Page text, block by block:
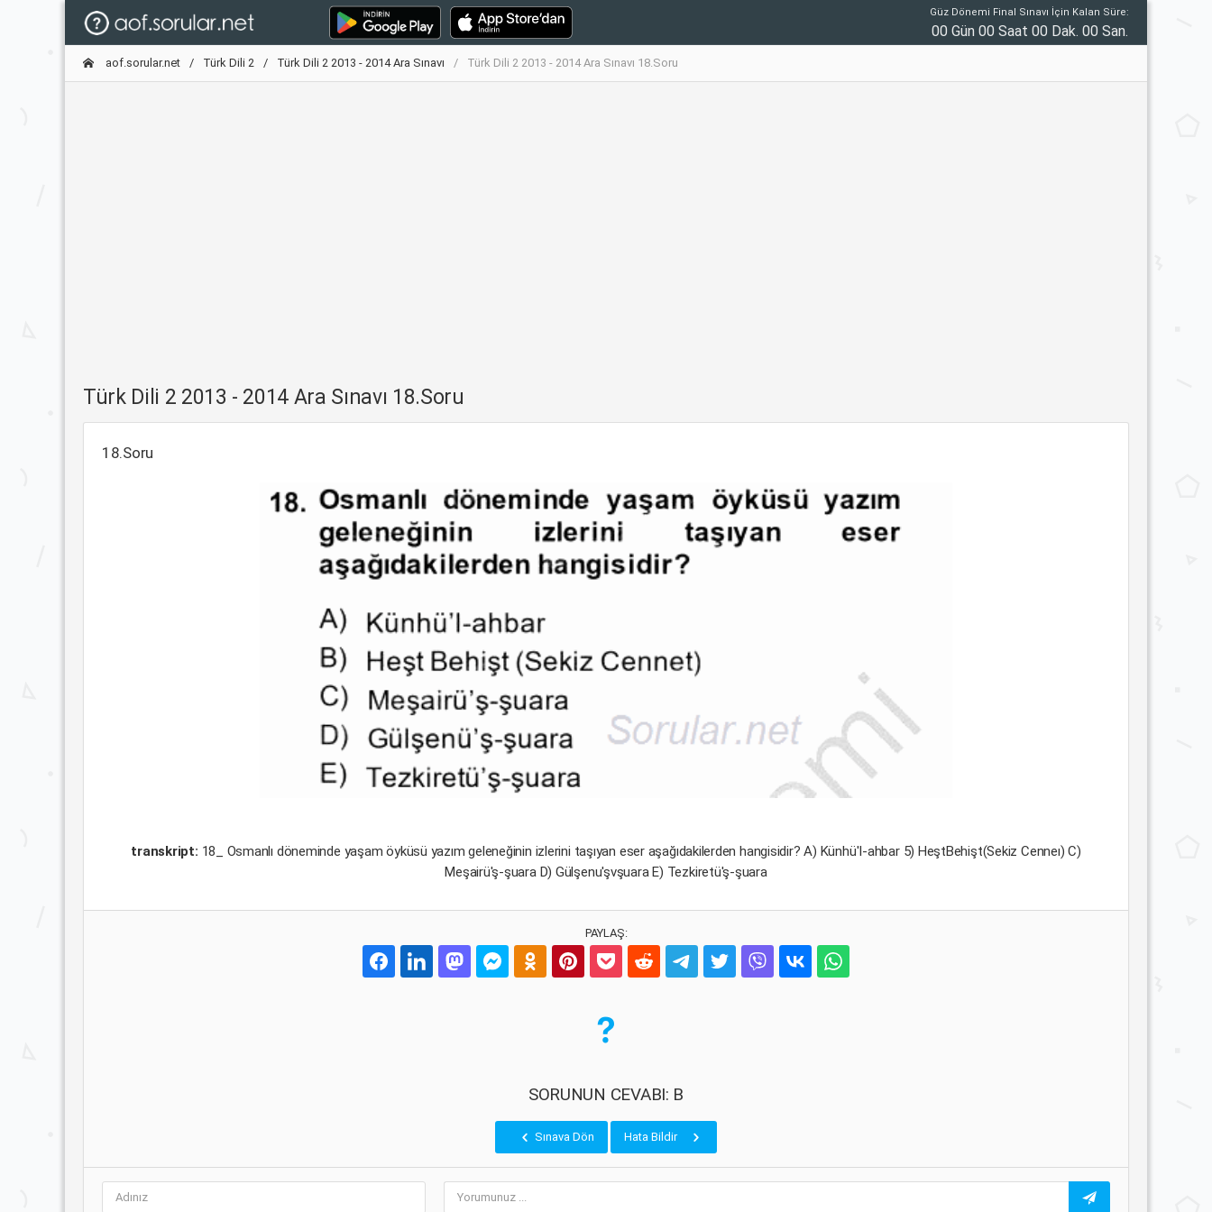
Güz Dönemi Final Sınavı İçin Kalan Süre:
00 Gün 00 Saat 00 Dak. 00 San.
aof.sorular.net Türk Dili 2 Türk Dili 2 2013 - 2014 Ara Sınavı Türk Dili 2 2013 - 2014 Ara Sınavı 18.Soru
Türk Dili 2 2013 - 2014 Ara Sınavı 18.Soru
18.Soru
transkript: 18_ Osmanlı döneminde yaşam öyküsü yazım geleneğinin izlerini taşıyan eser aşağıdakilerden hangisidir? A) Künhü'I-ahbar 5) HeştBehişt(Sekiz Cenneı) C)
Meşairü'ş-şuara D) Gülşenu'şvşuara E) Tezkiretü'ş-şuara
PAYLAŞ:
SORUNUN CEVABI: B
Sınava Dön Hata Bildir